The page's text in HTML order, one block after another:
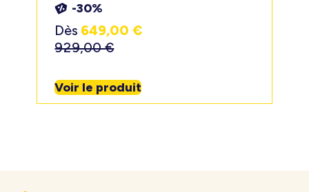
-30%
Dès 649,00€
929,00€
Voir le produit